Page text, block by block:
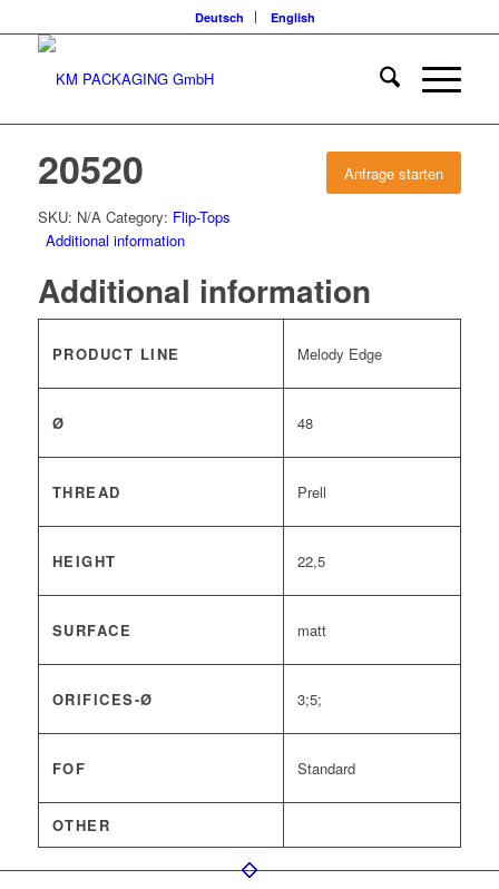
Deutsch English
Anfrage starten
20520
SKU: N/A Category: Flip-Tops
Additional information
Additional information
PRODUCT LINE Melody Edge
Ø 48
THREAD Prell
HEIGHT 22,5
SURFACE matt
ORIFICES-Ø 3;5;
FOF Standard
OTHER